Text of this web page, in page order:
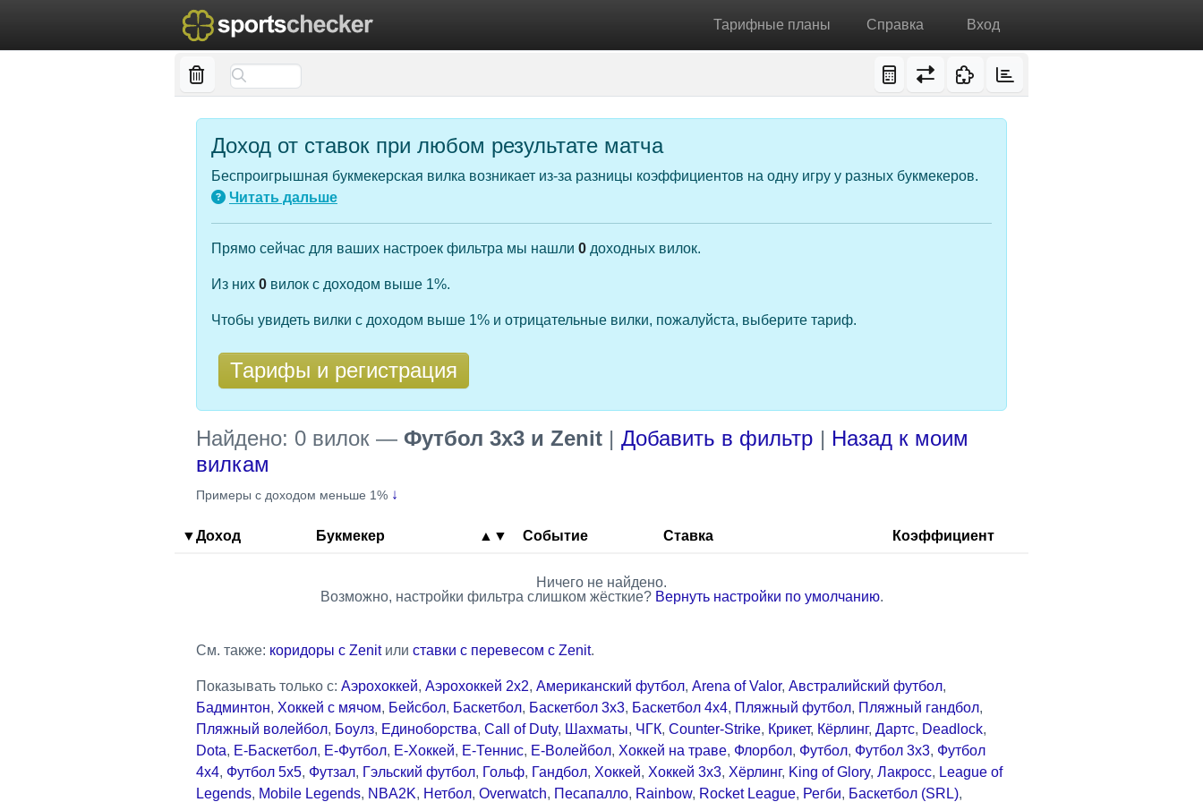
Тарифные планы Справка Вход
Доход от ставок при любом результате матча
Беспроигрышная букмекерская вилка возникает из-за разницы коэффициентов на одну игру у разных букмекеров.
Читать дальше
Прямо сейчас для ваших настроек фильтра мы нашли 0 доходных вилок.
Из них 0 вилок с доходом выше 1%.
Чтобы увидеть вилки с доходом выше 1% и отрицательные вилки, пожалуйста, выберите тариф.
Тарифы и регистрация
Найдено: 0 вилок — Футбол 3x3 и Zenit | Добавить в фильтр | Назад к моим
вилкам
Примеры с доходом меньше 1% ↓
▼Доход Букмекер ▲▼ Событие Ставка Коэффициент
Ничего не найдено.
Возможно, настройки фильтра слишком жёсткие? Вернуть настройки по умолчанию.
См. также: коридоры с Zenitили ставки с перевесом с Zenit.
Показывать только с: Аэрохоккей, Аэрохоккей 2x2, Американский футбол, Arena of Valor, Австралийский футбол,
Бадминтон, Хоккей с мячом, Бейсбол, Баскетбол, Баскетбол 3x3, Баскетбол 4x4, Пляжный футбол, Пляжный гандбол,
Пляжный волейбол, Боулз, Единоборства, Call of Duty, Шахматы, ЧГК, Counter-Strike, Крикет, Кёрлинг, Дартс, Deadlock,
Dota, Е-Баскетбол, Е-Футбол, Е-Хоккей, Е-Теннис, Е-Волейбол, Хоккей на траве, Флорбол, Футбол, Футбол 3x3, Футбол
4x4, Футбол 5x5, Футзал, Гэльский футбол, Гольф, Гандбол, Хоккей, Хоккей 3x3, Хёрлинг, King of Glory, Лакросс, League of
Legends, Mobile Legends, NBA2K, Нетбол, Overwatch, Песапалло, Rainbow, Rocket League, Регби, Баскетбол (SRL),